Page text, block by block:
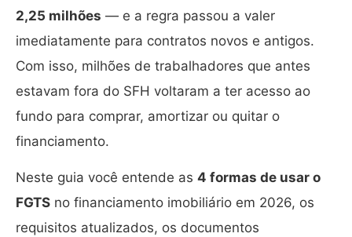
2,25 milhões — e a regra passou a valer
imediatamente para contratos novos e antigos.
Com isso, milhões de trabalhadores que antes
estavam fora do SFH voltaram a ter acesso ao
fundo para comprar, amortizar ou quitar o
financiamento.
Neste guia você entende as 4 formas de usar o
FGTS no financiamento imobiliário em 2026, os
requisitos atualizados, os documentos